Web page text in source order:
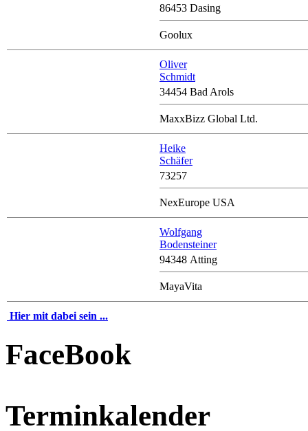
86453 Dasing
Goolux
Oliver
Schmidt
34454 Bad Arols
MaxxBizz Global Ltd.
Heike
Schäfer
73257
NexEurope USA
Wolfgang
Bodensteiner
94348 Atting
MayaVita
Hier mit dabei sein ...
FaceBook
Terminkalender